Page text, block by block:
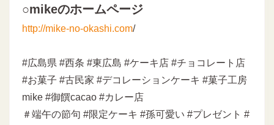
○mikeのホームページ
http://mike-no-okashi.com/
#広島県 #西条 #東広島 #ケーキ店 #チョコレート店
#お菓子 #古民家 #デコレーションケーキ #菓子工房
mike #御饌cacao #カレー店
＃端午の節句 #限定ケーキ #孫可愛い #プレゼント #